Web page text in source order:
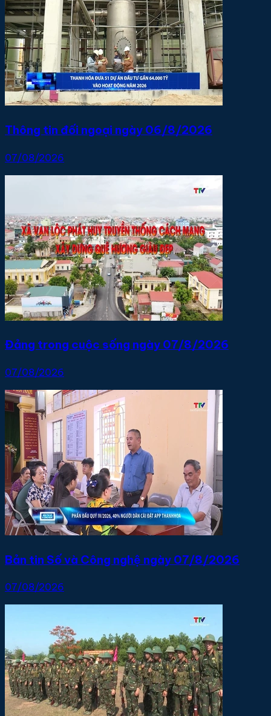
Thông tin đối ngoại ngày 06/8/2026
07/08/2026
Đảng trong cuộc sống ngày 07/8/2026
07/08/2026
Bản tin Số và Công nghệ ngày 07/8/2026
07/08/2026